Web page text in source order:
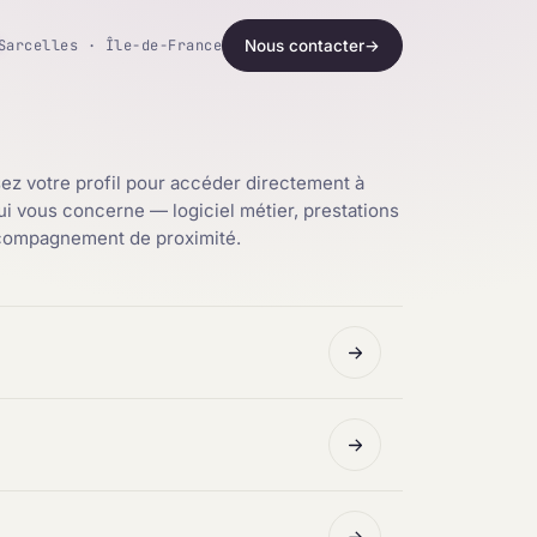
Sarcelles · Île-de-France Nous contacter→
votre profil pour accéder directement à
vous concerne — logiciel métier, prestations
de proximité.